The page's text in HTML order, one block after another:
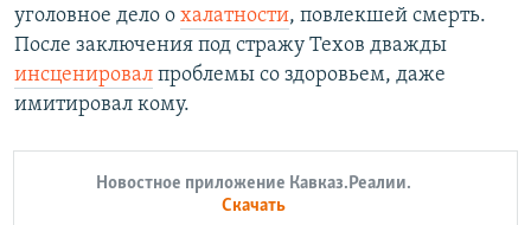
уголовное дело о халатности, повлекшей смерть.
После заключения под стражу Техов дважды
инсценировал проблемы со здоровьем, даже
имитировал кому.
Новостное приложение Кавказ.Реалии.
Скачать